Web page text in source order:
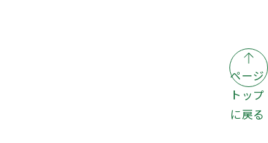
ページ
トップ
に戻る